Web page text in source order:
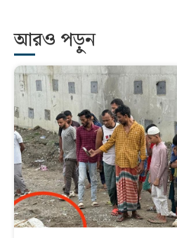
আরও পড়ুন